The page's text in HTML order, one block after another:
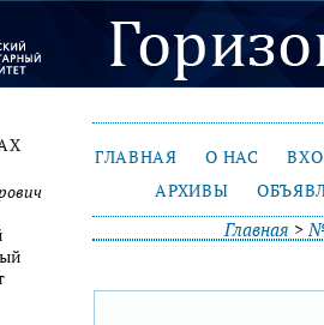
ГЛАВНАЯ О НАС
АРХИВЫ
Главная >№